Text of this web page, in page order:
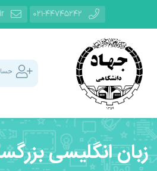
021-44745242
زبان انگلیسی